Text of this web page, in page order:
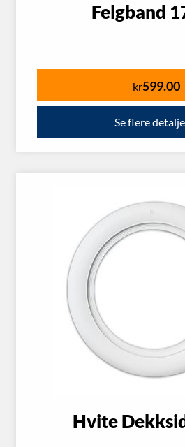
Felgband
kr599.00
Se flere
Hvite